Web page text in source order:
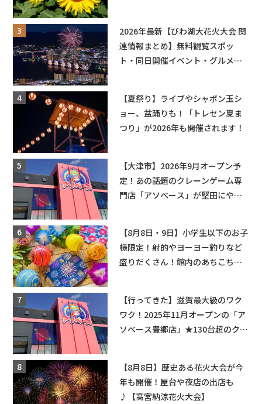
2026年最新【びわ湖大花火大会 関
連情報まとめ】無料観覧スポッ
ト・同日開催イベント・グルメマ
【夏祭り】ライブやシャボン玉シ
ョー、盆踊りも！「トレセン夏ま
つり」が2026年も開催されます！
【大津市】2026年9月オープン予
定！あの話題のクレーンゲーム専
門店「アソベース」が堅田にやっ
【8月8日・9日】小学生以下のお子
様限定！射的やヨーヨー釣りなど
盛りだくさん！館内のあちこちに
【行ってきた】滋賀最大級のワク
ワク！2025年11月オープンの「ア
ソベース豊郷店」★130台超のクレ
【8月8日】歴史ある花火大会が今
年も開催！屋台や夜店の出店も
♪【高宮納涼花火大会】